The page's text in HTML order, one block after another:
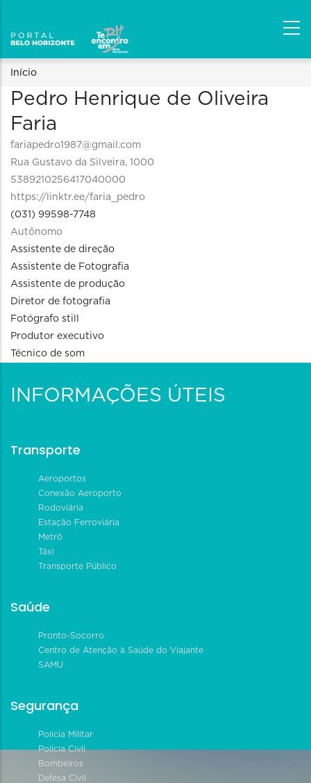
Trilha
de
navegação
Início
Pedro Henrique de Oliveira
Faria
fariapedro1987@gmail.com
Rua Gustavo da Silveira, 1000
5389210256417040000
https://linktr.ee/faria_pedro
(031) 99598-7748
Autônomo
Assistente de direção
Assistente de Fotografia
Assistente de produção
Diretor de fotografia
Fotógrafo still
Produtor executivo
Técnico de som
INFORMAÇÕES ÚTEIS
Transporte
Aeroportos
Conexão Aeroporto
Rodoviária
Estação Ferroviária
Metrô
Táxi
Transporte Público
Saúde
Pronto-Socorro
Centro de Atenção à Saúde do Viajante
SAMU
Segurança
Polícia Militar
Polícia Civil
Bombeiros
Defesa Civil